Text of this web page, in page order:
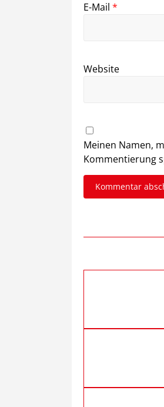
E-Mail *
Website
Meinen Namen,
Kommentierung